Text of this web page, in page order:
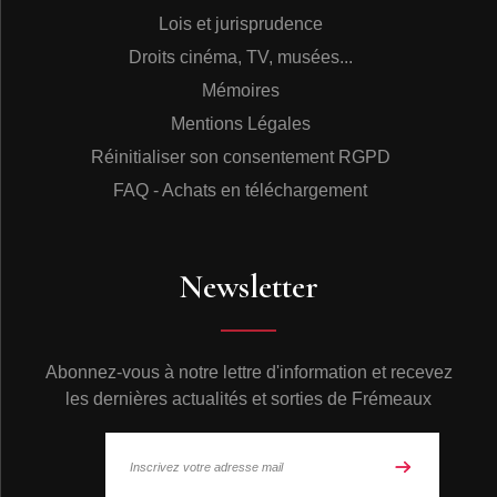
décidé de créer un chœur préparatoire plus jeune pour
les enfants du quartier de 8 à 10 ans. Une trentaine de
“petits polysons” se retrouvent une heure par semaine
pour travailler, toujours sous la direction d'Elisabeth
TRIGO. Ayant atteint rapidement une qualité vocale et
musicale étonnante, c'est ce jeune chœur qui interprète
les Contes musicaux pour les petits d'Isabelle
ABOULKER. Les Editions Frémeaux & Associés sont
heureux de proposer au grand public une nouvelle
maîtrise et la qualité d’interprétation rendent hommage
mieux que ne saurait le faire tout discours, à
l’ensemble de l’association.
Remerciements : Claude Colombini tient à remercier
tout particulièrement Isabelle Aboulker, Elisabeth Trigo,
Lois et jurisprudence
Droits cinéma, TV, musées...
Mémoires
Mentions Légales
Réinitialiser son consentement RGPD
FAQ - Achats en téléchargement
Newsletter
Abonnez-vous à notre lettre d'information et recevez
les dernières actualités et sorties de Frémeaux